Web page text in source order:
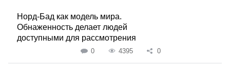
Норд-Бад как модель мира.
Обнаженность делает людей
доступными для рассмотрения
0 4395 0